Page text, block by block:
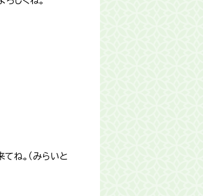
ね。（みらいと